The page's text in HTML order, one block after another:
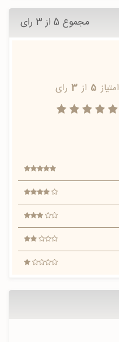
مجموع 5 از 3 رای
امتیاز 5 از 3 رای